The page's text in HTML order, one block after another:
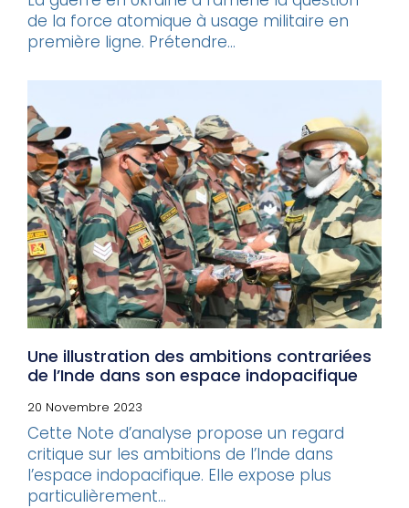
de la force atomique à usage militaire en
première ligne. Prétendre...
Une illustration des ambitions contrariées
de l’Inde dans son espace indopacifique
20 Novembre 2023
Cette Note d’analyse propose un regard
critique sur les ambitions de l’Inde dans
l’espace indopacifique. Elle expose plus
particulièrement...